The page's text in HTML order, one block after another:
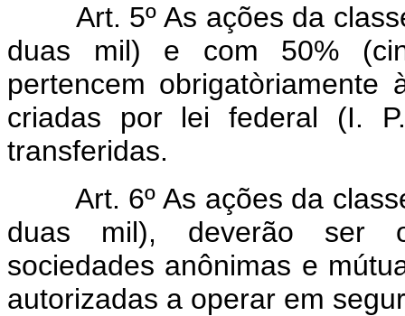
Art. 5º As ações da
duas mil) e com 50%
pertencem obrigatòriamente
criadas por lei federal (I.
transferidas.
Art. 6º As ações da
duas mil), deverão ser
sociedades anônimas e
autorizadas a operar em